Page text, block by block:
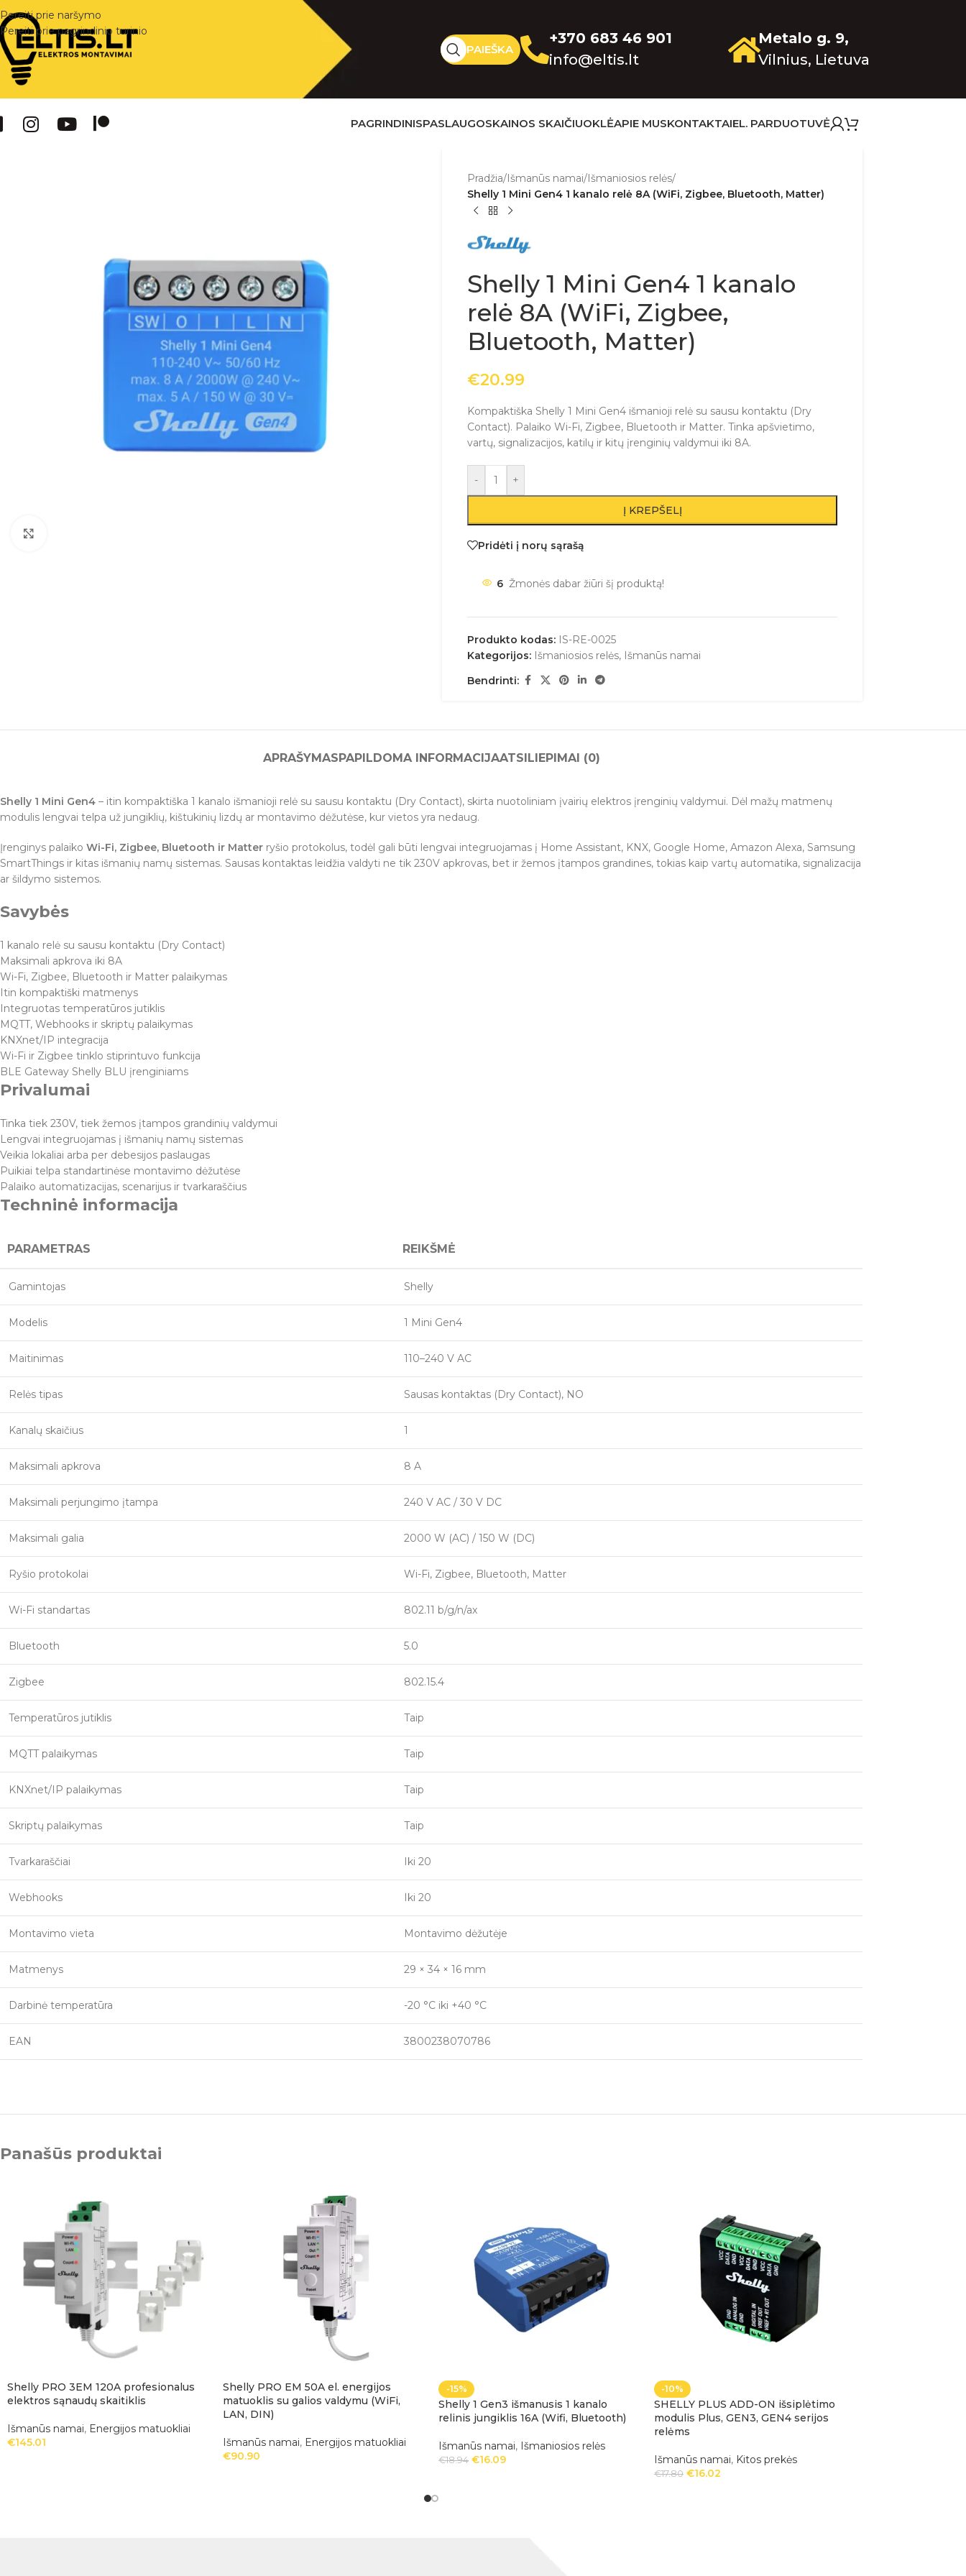
Pereiti prie naršymo
Pereiti prie pagrindinio turinio
PAIEŠKA
+370 683 46 901
info@eltis.lt
Metalo g. 9,
Vilnius, Lietuva
PAGRINDINISPASLAUGOSKAINOS SKAIČIUOKLĖAPIE MUSKONTAKTAIEL. PARDUOTUVĖ
Pradžia/Išmanūs namai/Išmaniosios relės/
Shelly 1 Mini Gen4 1 kanalo relė 8A (WiFi, Zigbee, Bluetooth, Matter)
Shelly 1 Mini Gen4 1 kanalo
relė 8A (WiFi, Zigbee,
Bluetooth, Matter)
€20.99
Kompaktiška Shelly 1 Mini Gen4 išmanioji relė su sausu kontaktu (Dry
Contact). Palaiko Wi-Fi, Zigbee, Bluetooth ir Matter. Tinka apšvietimo,
vartų, signalizacijos, katilų ir kitų įrenginių valdymui iki 8A.
- +
Į KREPŠELĮ
Pridėti į norų sąrašą
6 Žmonės dabar žiūri šį produktą!
Produkto kodas: IS-RE-0025
Kategorijos: Išmaniosios relės, Išmanūs namai
Bendrinti:
APRAŠYMAS PAPILDOMA INFORMACIJAATSILIEPIMAI (0)
Shelly 1 Mini Gen4 – itin kompaktiška 1 kanalo išmanioji relė su sausu kontaktu (Dry Contact), skirta nuotoliniam įvairių elektros įrenginių valdymui. Dėl mažų matmenų
modulis lengvai telpa už jungiklių, kištukinių lizdų ar montavimo dėžutėse, kur vietos yra nedaug.
Įrenginys palaiko Wi-Fi, Zigbee, Bluetooth ir Matter ryšio protokolus, todėl gali būti lengvai integruojamas į Home Assistant, KNX, Google Home, Amazon Alexa, Samsung
SmartThings ir kitas išmanių namų sistemas. Sausas kontaktas leidžia valdyti ne tik 230V apkrovas, bet ir žemos įtampos grandines, tokias kaip vartų automatika, signalizacija
ar šildymo sistemos.
Savybės
1 kanalo relė su sausu kontaktu (Dry Contact)
Maksimali apkrova iki 8A
Wi-Fi, Zigbee, Bluetooth ir Matter palaikymas
Itin kompaktiški matmenys
Integruotas temperatūros jutiklis
MQTT, Webhooks ir skriptų palaikymas
KNXnet/IP integracija
Wi-Fi ir Zigbee tinklo stiprintuvo funkcija
BLE Gateway Shelly BLU įrenginiams
Privalumai
Tinka tiek 230V, tiek žemos įtampos grandinių valdymui
Lengvai integruojamas į išmanių namų sistemas
Veikia lokaliai arba per debesijos paslaugas
Puikiai telpa standartinėse montavimo dėžutėse
Palaiko automatizacijas, scenarijus ir tvarkaraščius
Techninė informacija
PARAMETRAS REIKŠMĖ
Gamintojas Shelly
Modelis 1 Mini Gen4
Maitinimas 110–240 V AC
Relės tipas Sausas kontaktas (Dry Contact), NO
Kanalų skaičius 1
Maksimali apkrova 8 A
Maksimali perjungimo įtampa 240 V AC / 30 V DC
Maksimali galia 2000 W (AC) / 150 W (DC)
Ryšio protokolai Wi-Fi, Zigbee, Bluetooth, Matter
Wi-Fi standartas 802.11 b/g/n/ax
Bluetooth 5.0
Zigbee 802.15.4
Temperatūros jutiklis Taip
MQTT palaikymas Taip
KNXnet/IP palaikymas Taip
Skriptų palaikymas Taip
Tvarkaraščiai Iki 20
Webhooks Iki 20
Montavimo vieta Montavimo dėžutėje
Matmenys 29 × 34 × 16 mm
Darbinė temperatūra -20 °C iki +40 °C
EAN 3800238070786
Panašūs produktai
Shelly PRO 3EM 120A profesionalus
elektros sąnaudų skaitiklis
Išmanūs namai, Energijos matuokliai
€145.01
Shelly PRO EM 50A el. energijos
matuoklis su galios valdymu (WiFi,
LAN, DIN)
Išmanūs namai, Energijos matuokliai
€90.90
-15%
Shelly 1 Gen3 išmanusis 1 kanalo
relinis jungiklis 16A (Wifi, Bluetooth)
Išmanūs namai, Išmaniosios relės
€18.94 €16.09
-10%
SHELLY PLUS ADD-ON išsiplėtimo
modulis Plus, GEN3, GEN4 serijos
relėms
Išmanūs namai, Kitos prekės
€17.80 €16.02